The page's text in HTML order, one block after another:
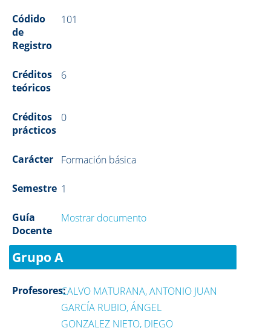
Códido
de
Registro
101
Créditos
teóricos
6
Créditos
prácticos
0
Carácter Formación básica
Semestre 1
Guía
Docente
Mostrar documento
Grupo A
Profesores:CALVO MATURANA, ANTONIO JUAN
GARCÍA RUBIO, ÁNGEL
GONZALEZ NIETO, DIEGO